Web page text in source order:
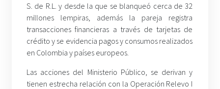
S. de R.L. y desde la que se blanqueó cerca de 32
millones lempiras, además la pareja registra
transacciones financieras a través de tarjetas de
crédito y se evidencia pagos y consumos realizados
en Colombia y países europeos.
Las acciones del Ministerio Público, se derivan y
tienen estrecha relación con la Operación Relevo I